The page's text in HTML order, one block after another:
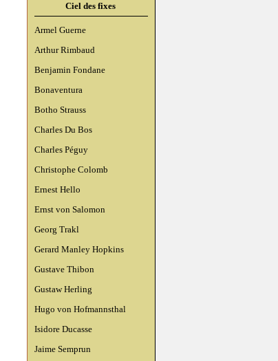
Ciel des fixes
Armel Guerne
Arthur Rimbaud
Benjamin Fondane
Bonaventura
Botho Strauss
Charles Du Bos
Charles Péguy
Christophe Colomb
Ernest Hello
Ernst von Salomon
Georg Trakl
Gerard Manley Hopkins
Gustave Thibon
Gustaw Herling
Hugo von Hofmannsthal
Isidore Ducasse
Jaime Semprun